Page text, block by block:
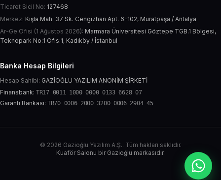
Ticaret Sicil No: 127468
Merkez: Kışla Mah. 37 Sk. Cengizhan Apt. 6-102, Muratpaşa / Antalya
Ar-Ge Ofisi (1 Ağustos 2026): Marmara Üniversitesi Göztepe TGB.1 Bölgesi,
Teknopark No:1 Ofis:1, Kadıköy / İstanbul
Banka Hesap Bilgileri
Hesap Sahibi: GAZİOĞLU YAZILIM ANONİM ŞİRKETİ
Finansbank: TR17 0011 1000 0000 0133 6628 07
Garanti Bankası: TR70 0006 2000 3200 0006 2904 45
© 2026 Gazioğlu Yazılım A.Ş.. Tüm hakları saklıdır.
Kuaför Salonu bir Gazioğlu markasıdır.